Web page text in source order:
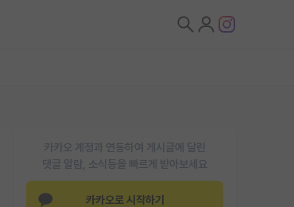
카카오 계정과 연동하여 게시글에 달린
댓글 알람, 소식등을 빠르게 받아보세요
카카오로 시작하기